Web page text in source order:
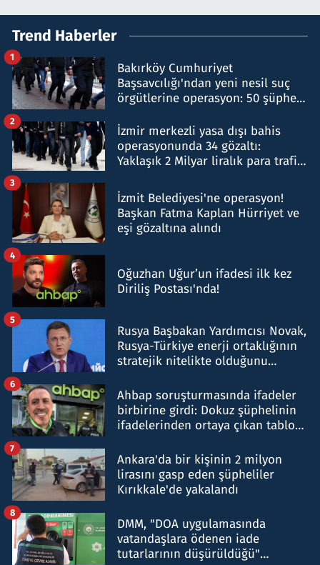
Trend Haberler
Bakırköy Cumhuriyet
Başsavcılığı'ndan yeni nesil suç
örgütlerine operasyon: 50 şüpheli
1
İzmir merkezli yasa dışı bahis
operasyonunda 34 gözaltı:
Yaklaşık 2 Milyar liralık para trafiği
2
İzmit Belediyesi'ne operasyon!
Başkan Fatma Kaplan Hürriyet ve
eşi gözaltına alındı
3
Oğuzhan Uğur’un ifadesi ilk kez
Diriliş Postası'nda!
4
Rusya Başbakan Yardımcısı Novak,
Rusya-Türkiye enerji ortaklığının
stratejik nitelikte olduğunu
5
Ahbap soruşturmasında ifadeler
birbirine girdi: Dokuz şüphelinin
ifadelerinden ortaya çıkan tablo
6
Ankara'da bir kişinin 2 milyon
lirasını gasp eden şüpheliler
Kırıkkale'de yakalandı
7
DMM, "DOA uygulamasında
vatandaşlara ödenen iade
tutarlarının düşürüldüğü"
8